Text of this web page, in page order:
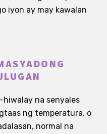
iyon ay may kawalan
na senyales
ng temperatura, o
normal na